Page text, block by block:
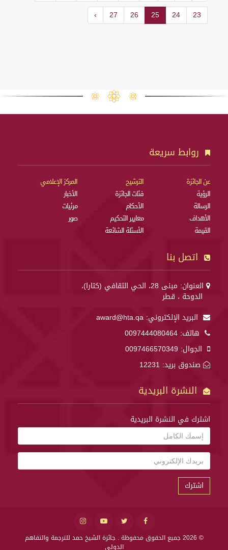
23
24
25
26
27
›
روابط سريعة
عن الجائزة
الرؤية
الرسالة
الأهداف
القيمة
الترشيح
فئات الجائزة
الأحكام
معايير التحكيم
الأسئلة الشائعة
المركز الإعلامي
الأخبار
مرئيات
صور
اتصل بنا
العنوان: مبنى 28، الحي الثقافي (كتارا)،
الدوحة ، قطر
البريد الإلكتروني: award@hta.qa
هاتف: 0097444080464
الجوال: 0097466570349
صندوق بريد: 12231
النشرة البريدية
اشترك في النشرة البريدية
اشترك
© 2026 جميع الحقوق محفوظة .
جائزة الشيخ حمد للترجمة والتفاهم
الدولي